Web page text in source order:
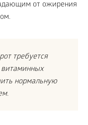
от ожирения
требуется
нормальную